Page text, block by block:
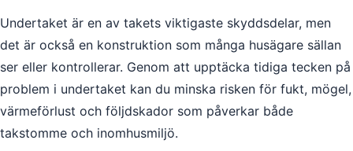
Undertaket är en av takets viktigaste skyddsdelar, men
det är också en konstruktion som många husägare sällan
ser eller kontrollerar. Genom att upptäcka tidiga tecken på
problem i undertaket kan du minska risken för fukt, mögel,
värmeförlust och följdskador som påverkar både
takstomme och inomhusmiljö.